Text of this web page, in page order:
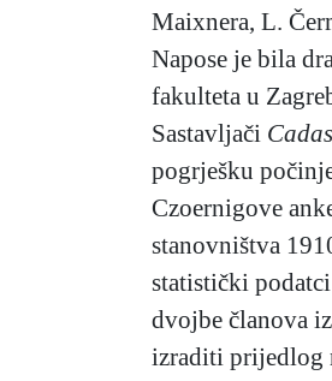
Maixnera, L.
Napose je bila
fakulteta u
Sastavljači
pogrješku
Czoernigove
stanovništva
statistički
dvojbe članova
izraditi prijedlog